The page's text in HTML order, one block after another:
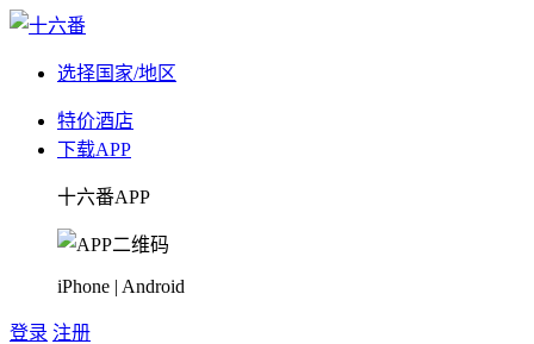
选择国家/地区
特价酒店
下载APP
十六番APP
iPhone | Android
登录 注册